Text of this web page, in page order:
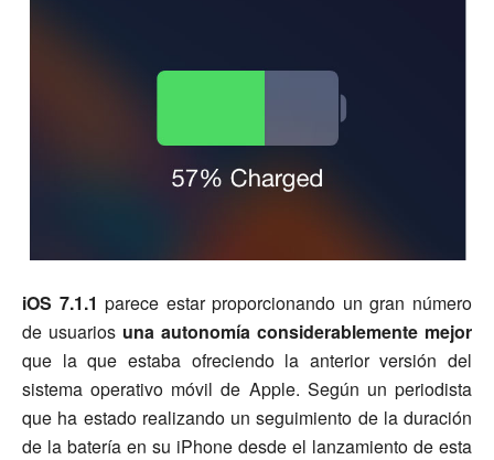
iOS 7.1.1 parece estar proporcionando un gran número
de usuarios una autonomía considerablemente mejor
que la que estaba ofreciendo la anterior versión del
sistema operativo móvil de Apple. Según un periodista
que ha estado realizando un seguimiento de la duración
de la batería en su iPhone desde el lanzamiento de esta